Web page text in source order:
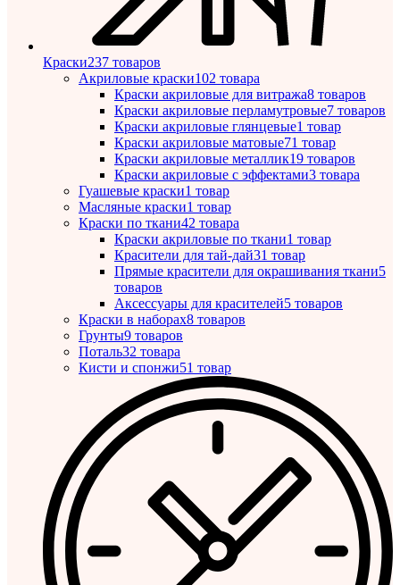
Краски237 товаров
Акриловые краски102 товара
Краски акриловые для витража8 товаров
Краски акриловые перламутровые7 товаров
Краски акриловые глянцевые1 товар
Краски акриловые матовые71 товар
Краски акриловые металлик19 товаров
Краски акриловые с эффектами3 товара
Гуашевые краски1 товар
Масляные краски1 товар
Краски по ткани42 товара
Краски акриловые по ткани1 товар
Красители для тай-дай31 товар
Прямые красители для окрашивания ткани5
товаров
Аксессуары для красителей5 товаров
Краски в наборах8 товаров
Грунты9 товаров
Поталь32 товара
Кисти и спонжи51 товар